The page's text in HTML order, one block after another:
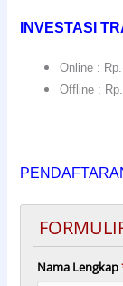
INVESTASI
Online :
Offline :
Nama Lengkap